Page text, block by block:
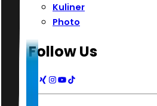
Kuliner
Photo
Follow Us